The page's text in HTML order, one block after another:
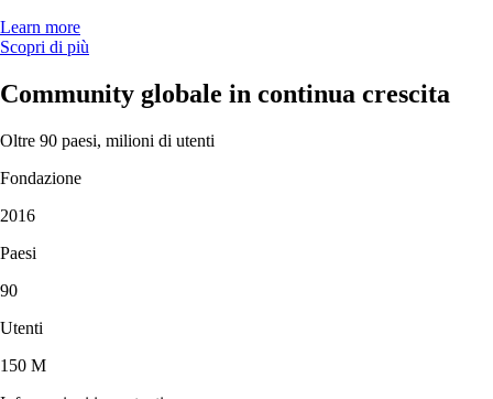
Learn more
Scopri di più
Community globale in continua crescita
Oltre 90 paesi, milioni di utenti
Fondazione
2016
Paesi
90
Utenti
150 M